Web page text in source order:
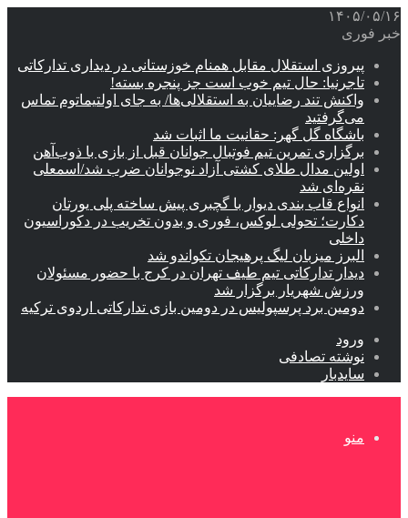
۱۴۰۵/۰۵/۱۶
خبر فوری
پیروزی استقلال مقابل همنام خوزستانی در دیداری تدارکاتی
تاجرنیا: حال تیم خوب است جز پنجره بسته!
واکنش تند رضاییان به استقلالی‌ها/ به جای اولتیماتوم تماس
می‌گرفتید
باشگاه گل گهر: حقانیت ما اثبات شد
برگزاری تمرین تیم فوتبال جوانان قبل از بازی با ذوب‌آهن
اولین مدال طلای کشتی آزاد نوجوانان ضرب شد/اسمعلی
نقره‌ای شد
انواع قاب بندی دیوار با گچبری پیش ساخته پلی یورتان
دکارت؛ تحولی لوکس، فوری و بدون تخریب در دکوراسیون
داخلی
البرز میزبان لیگ پرهیجان تکواندو شد
دیدار تدارکاتی تیم طیف تهران در کرج با حضور مسئولان
ورزش شهریار برگزار شد
دومین برد پرسپولیس در دومین بازی تدارکاتی اردوی ترکیه
ورود
نوشته تصادفی
سایدبار
منو